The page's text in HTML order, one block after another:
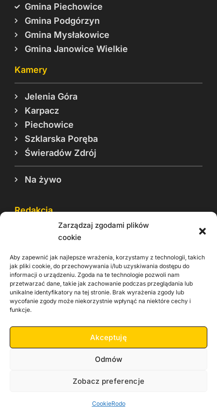
Zarządzaj zgodami plików
cookie
Aby zapewnić jak najlepsze wrażenia, korzystamy z technologii, takich
jak pliki cookie, do przechowywania i/lub uzyskiwania dostępu do
informacji o urządzeniu. Zgoda na te technologie pozwoli nam
przetwarzać dane, takie jak zachowanie podczas przeglądania lub
unikalne identyfikatory na tej stronie. Brak wyrażenia zgody lub
wycofanie zgody może niekorzystnie wpłynąć na niektóre cechy i
funkcje.
Akceptuję
Odmów
Zobacz preferencje
CookieRodo
Gmina Piechowice
Gmina Podgórzyn
Gmina Mysłakowice
Gmina Janowice Wielkie
Kamery
Jelenia Góra
Karpacz
Piechowice
Szklarska Poręba
Świeradów Zdrój
Na żywo
Redakcja
Reklama
Rodo
Kontakt
Informacje dla
Copyright 2026 Zachodnia TV